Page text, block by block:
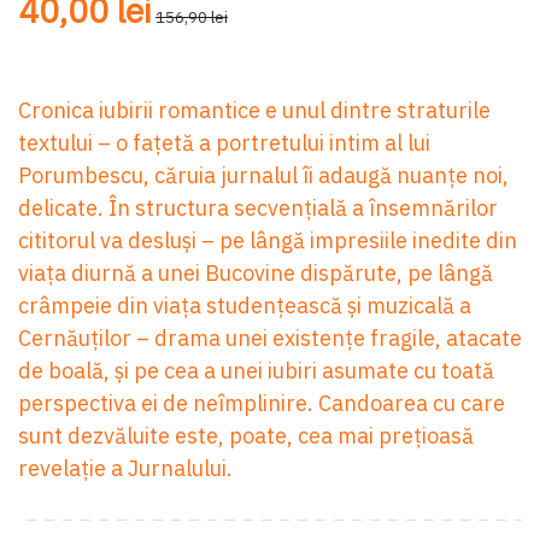
40,00 lei 156,90 lei
Cronica iubirii romantice e unul dintre straturile
textului – o fațetă a portretului intim al lui
Porumbescu, căruia jurnalul îi adaugă nuanțe noi,
delicate. În structura secvențială a însemnărilor
cititorul va desluși – pe lângă impresiile inedite din
viața diurnă a unei Bucovine dispărute, pe lângă
crâmpeie din viața studențească și muzicală a
Cernăuților – drama unei existențe fragile, atacate
de boală, și pe cea a unei iubiri asumate cu toată
perspectiva ei de neîmplinire. Candoarea cu care
sunt dezvăluite este, poate, cea mai prețioasă
revelație a Jurnalului.